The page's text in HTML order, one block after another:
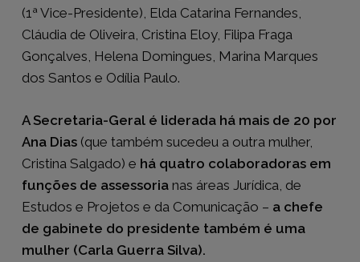
(1ª Vice-Presidente), Elda Catarina Fernandes,
Cláudia de Oliveira, Cristina Eloy, Filipa Fraga
Gonçalves, Helena Domingues, Marina Marques
dos Santos e Odília Paulo.
A Secretaria-Geral é liderada há mais de 20 por
Ana Dias(que também sucedeu a outra mulher,
Cristina Salgado) e há quatro colaboradoras em
funções de assessorianas áreas Jurídica, de
Estudos e Projetos e da Comunicação – a chefe
de gabinete do presidente também é uma
mulher (Carla Guerra Silva).